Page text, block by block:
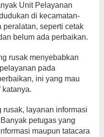
Unit Pelayanan
di kecamatan-
peralatan, seperti cetak
belum ada perbaikan.
rusak menyebabkan
pada
ini yang mau
katanya.
layanan informasi
petugas yang
maupun tatacara